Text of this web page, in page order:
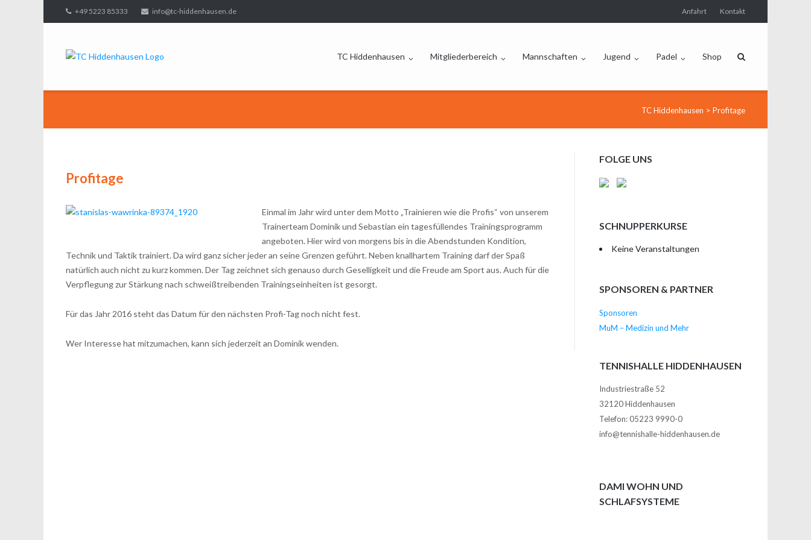
Direkt
zum
+49 5223 85333 info@tc-hiddenhausen.de Anfahrt Kontakt
TC Hiddenhausen Mitgliederbereich Mannschaften Jugend Padel Shop
TC Hiddenhausen > Profitage
Profitage
Einmal im Jahr wird unter dem Motto „Trainieren wie die Profis“ von unserem
Trainerteam Dominik und Sebastian ein tagesfüllendes Trainingsprogramm
angeboten. Hier wird von morgens bis in die Abendstunden Kondition,
Technik und Taktik trainiert. Da wird ganz sicher jeder an seine Grenzen geführt. Neben knallhartem Training darf der Spaß
natürlich auch nicht zu kurz kommen. Der Tag zeichnet sich genauso durch Geselligkeit und die Freude am Sport aus. Auch für die
Verpflegung zur Stärkung nach schweißtreibenden Trainingseinheiten ist gesorgt.
Für das Jahr 2016 steht das Datum für den nächsten Profi-Tag noch nicht fest.
Wer Interesse hat mitzumachen, kann sich jederzeit an Dominik wenden.
FOLGE UNS
SCHNUPPERKURSE
Keine Veranstaltungen
SPONSOREN & PARTNER
Sponsoren
MuM – Medizin und Mehr
TENNISHALLE HIDDENHAUSEN
Industriestraße 52
32120 Hiddenhausen
Telefon: 05223 9990-0
info@tennishalle-hiddenhausen.de
DAMI WOHN UND
SCHLAFSYSTEME